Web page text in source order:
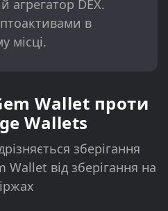
агрегатор DEX.
в
місці.
Wallet проти
Wallets
зберігання
Wallet від зберігання на